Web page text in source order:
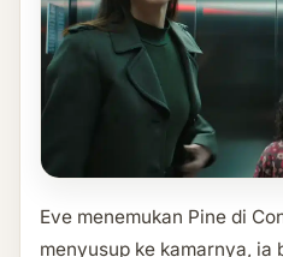
Eve menemukan Pine di
menyusup ke kamarnya, ia